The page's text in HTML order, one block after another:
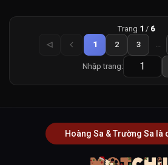
Trang 1 / 6
1
2 3 ...
Nhập trang:
Hoàng Sa & Trường Sa là